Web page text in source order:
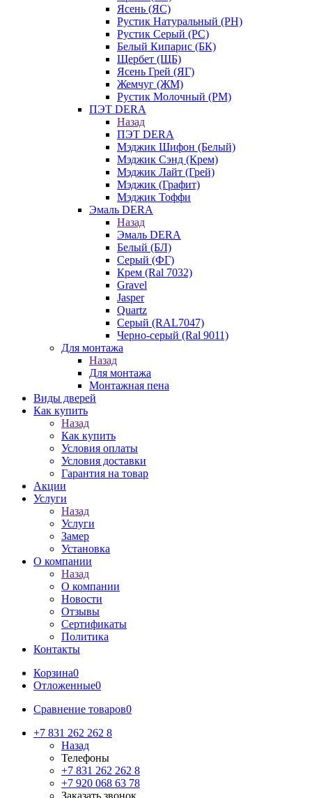
Ясень (ЯС)
Рустик Натуральный (РН)
Рустик Серый (РС)
Белый Кипарис (БК)
Щербет (ЩБ)
Ясень Грей (ЯГ)
Жемчуг (ЖМ)
Рустик Молочный (РМ)
ПЭТ DERA
Назад
ПЭТ DERA
Мэджик Шифон (Белый)
Мэджик Сэнд (Крем)
Мэджик Лайт (Грей)
Мэджик (Графит)
Мэджик Тоффи
Эмаль DERA
Назад
Эмаль DERA
Белый (БЛ)
Серый (ФГ)
Крем (Ral 7032)
Gravel
Jasper
Quartz
Серый (RAL7047)
Черно-серый (Ral 9011)
Для монтажа
Назад
Для монтажа
Монтажная пена
Виды дверей
Как купить
Назад
Как купить
Условия оплаты
Условия доставки
Гарантия на товар
Акции
Услуги
Назад
Услуги
Замер
Установка
О компании
Назад
О компании
Новости
Отзывы
Сертификаты
Политика
Контакты
Корзина0
Отложенные0
Сравнение товаров0
+7 831 262 262 8
Назад
Телефоны
+7 831 262 262 8
+7 920 068 63 78
Заказать звонок